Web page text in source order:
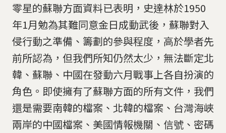
零星的蘇聯方面資料已表明，史達林於1950
年1月勉為其難同意金日成動武後，蘇聯對入
侵行動之準備、籌劃的參與程度，高於學者先
前所認為，但我們所知仍然太少，無法斷定北
韓、蘇聯、中國在發動六月戰事上各自扮演的
角色。即使擁有了蘇聯方面的所有文件，我們
還是需要南韓的檔案、北韓的檔案、台灣海峽
兩岸的中國檔案、美國情報機關、信號、密碼